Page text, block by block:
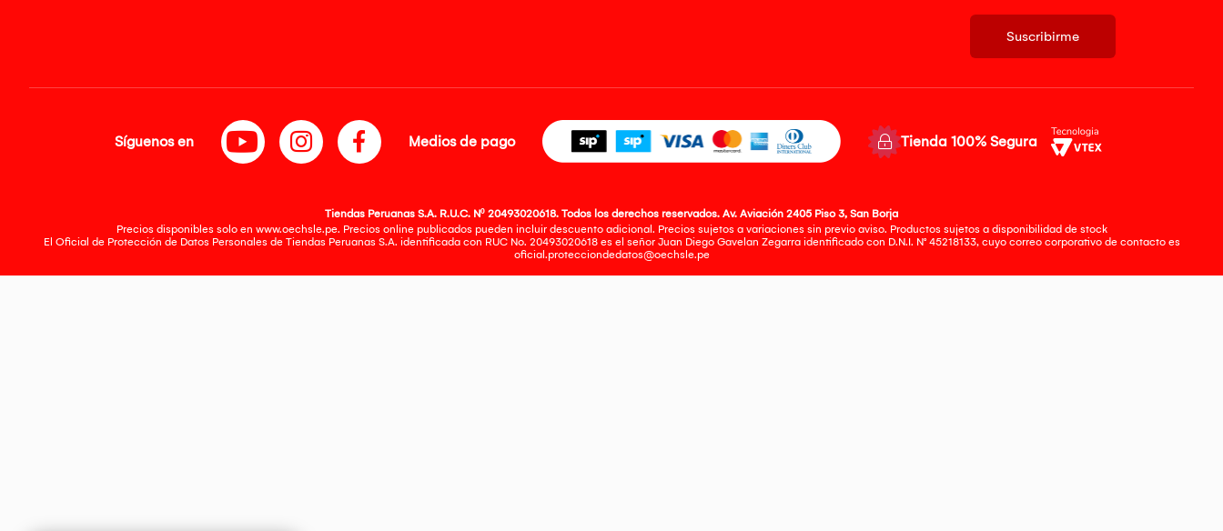
Suscribirme
Síguenos en Medios de pago Tienda 100% Segura
Tiendas Peruanas S.A. R.U.C. Nº 20493020618. Todos los derechos reservados. Av. Aviación 2405 Piso 3, San Borja
Precios disponibles solo en www.oechsle.pe. Precios online publicados pueden incluir descuento adicional. Precios sujetos a variaciones sin previo aviso. Productos sujetos a disponibilidad de stock
El Oficial de Protección de Datos Personales de Tiendas Peruanas S.A. identificada con RUC No. 20493020618 es el señor Juan Diego Gavelan Zegarra identificado con D.N.I. N° 45218133, cuyo correo corporativo de contacto es
oficial.protecciondedatos@oechsle.pe